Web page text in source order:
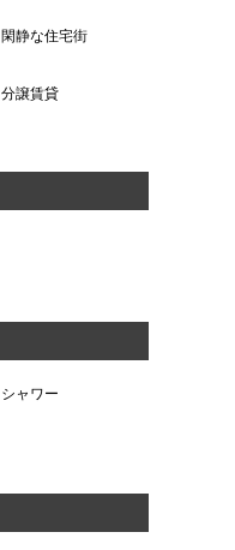
閑静な住宅街
分譲賃貸
シャワー